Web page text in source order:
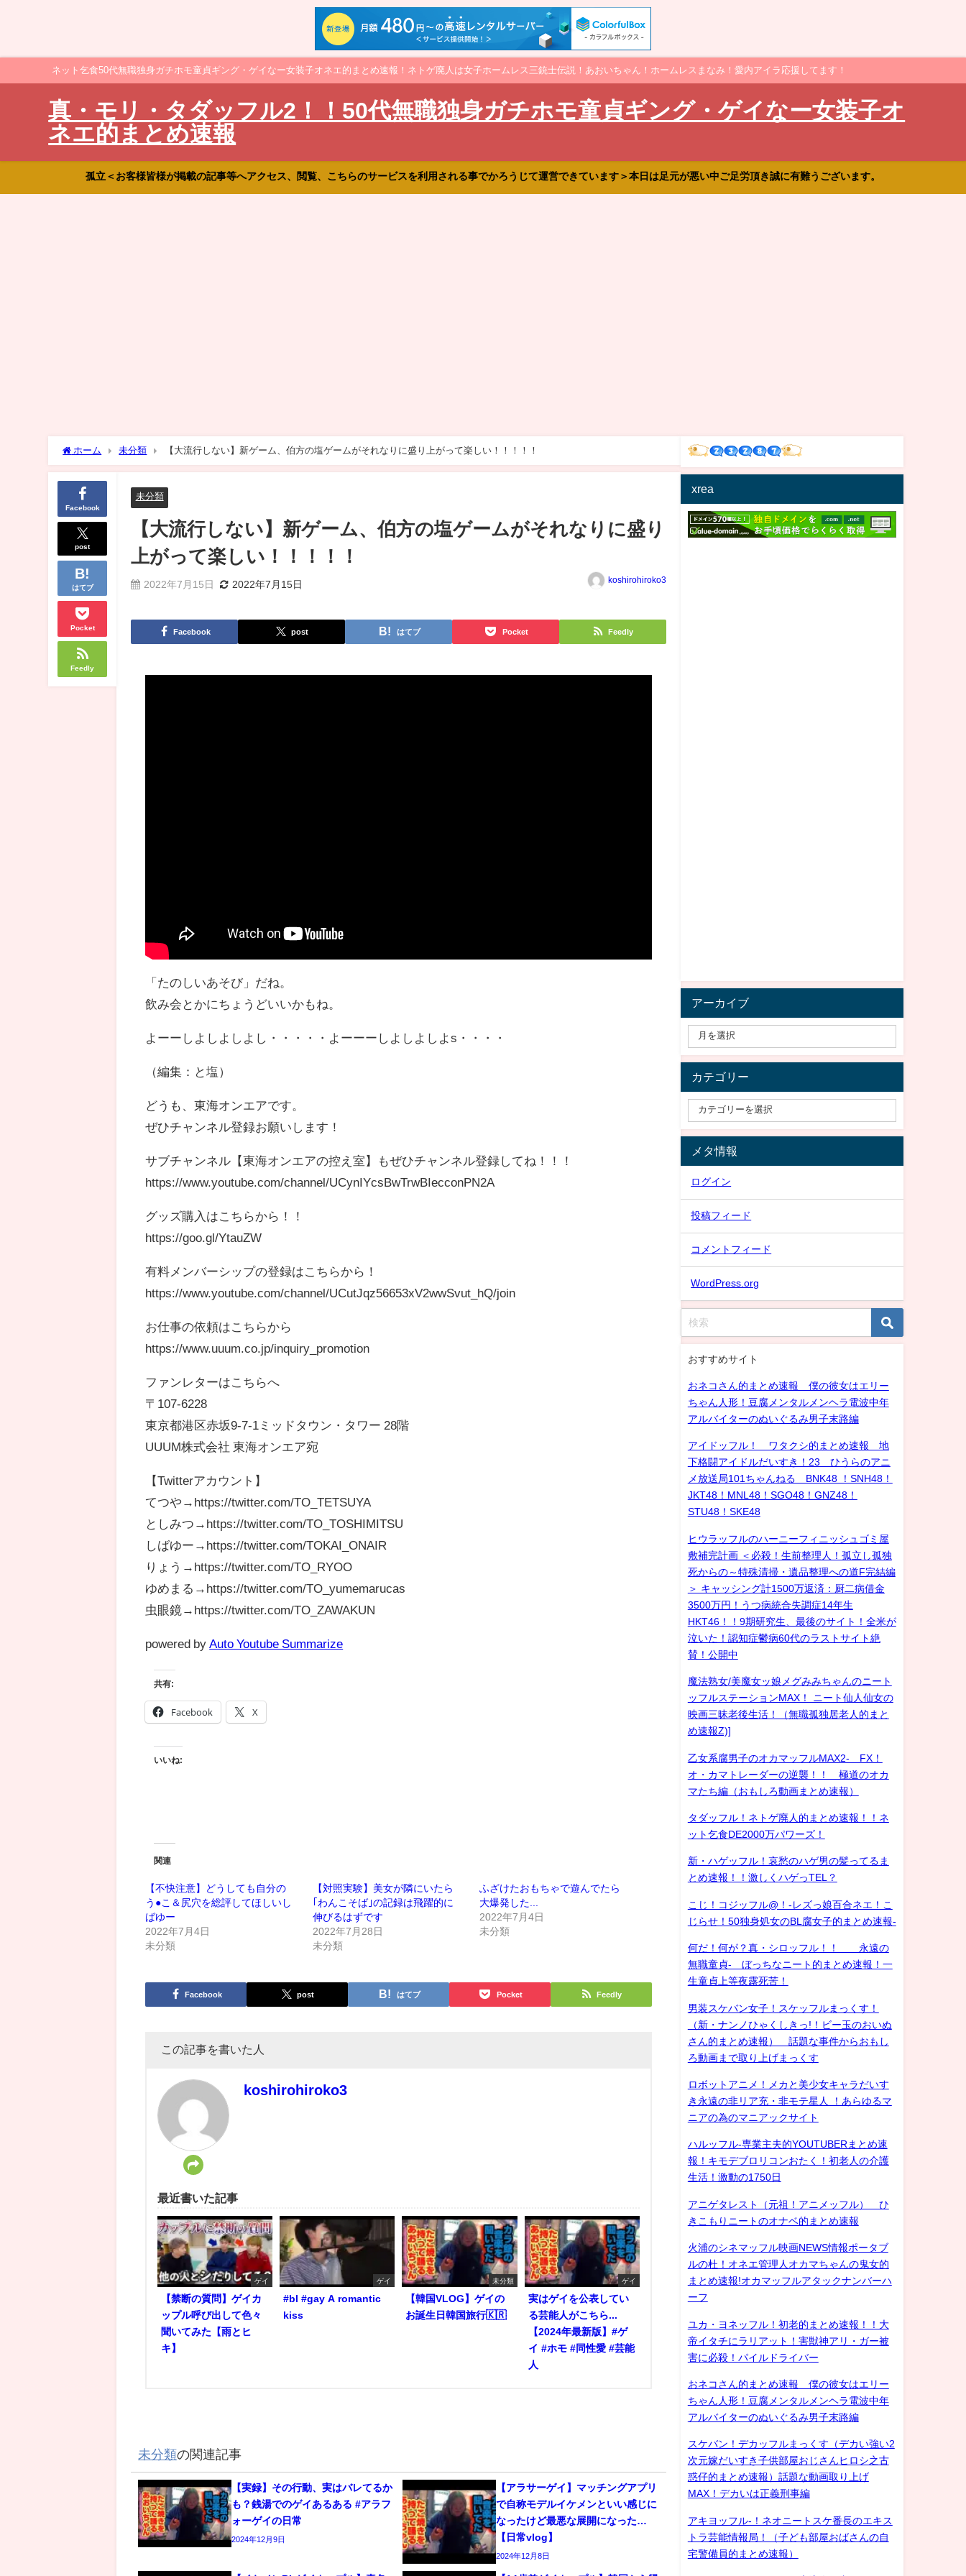
ネット乞食50代無職独身ガチホモ童貞ギング・ゲイなー女装子オネエ的まとめ速報！ネトゲ廃人は女子ホームレス三銃士伝説！あおいちゃん！ホームレスまなみ！愛内アイラ応援してます！
真・モリ・タダッフル2！！50代無職独身ガチホモ童貞ギング・ゲイなー女装子オ
ネエ的まとめ速報
孤立＜お客様皆様が掲載の記事等へアクセス、閲覧、こちらのサービスを利用される事でかろうじて運営できています＞本日は足元が悪い中ご足労頂き誠に有難うございます。
ホーム 未分類 【大流行しない】新ゲーム、伯方の塩ゲームがそれなりに盛り上がって楽しい！！！！！
Facebook
post
はてブ
Pocket
Feedly
未分類
【大流行しない】新ゲーム、伯方の塩ゲームがそれなりに盛り
上がって楽しい！！！！！
2022年7月15日 2022年7月15日 koshirohiroko3
Facebook post はてブ Pocket Feedly
「たのしいあそび」だね。
飲み会とかにちょうどいいかもね。
よーーしよしよしよし・・・・・よーーーしよしよしよs・・・・
（編集：と塩）
どうも、東海オンエアです。
ぜひチャンネル登録お願いします！
サブチャンネル【東海オンエアの控え室】もぜひチャンネル登録してね！！！
https://www.youtube.com/channel/UCynIYcsBwTrwBIecconPN2A
グッズ購入はこちらから！！
https://goo.gl/YtauZW
有料メンバーシップの登録はこちらから！
https://www.youtube.com/channel/UCutJqz56653xV2wwSvut_hQ/join
お仕事の依頼はこちらから
https://www.uuum.co.jp/inquiry_promotion
ファンレターはこちらへ
〒107-6228
東京都港区赤坂9-7-1ミッドタウン・タワー 28階
UUUM株式会社 東海オンエア宛
【Twitterアカウント】
てつや→https://twitter.com/TO_TETSUYA
としみつ→https://twitter.com/TO_TOSHIMITSU
しばゆー→https://twitter.com/TOKAI_ONAIR
りょう→https://twitter.com/TO_RYOO
ゆめまる→https://twitter.com/TO_yumemarucas
虫眼鏡→https://twitter.com/TO_ZAWAKUN
powered by Auto Youtube Summarize
共有:
Facebook X
いいね:
関連
【不快注意】どうしても自分の
う●こ＆尻穴を総評してほしいし
ばゆー
2022年7月4日
未分類
【対照実験】美女が隣にいたら
｢わんこそば｣の記録は飛躍的に
伸びるはずです
2022年7月28日
未分類
ふざけたおもちゃで遊んでたら
大爆発した...
2022年7月4日
未分類
Facebook post はてブ Pocket Feedly
この記事を書いた人
koshirohiroko3
最近書いた記事
ゲイ
【禁断の質問】ゲイカ
ップル呼び出して色々
聞いてみた【雨とヒ
キ】
ゲイ
#bl #gay A romantic
kiss
未分類
【韓国VLOG】ゲイの
お誕生日韓国旅行🇰🇷
ゲイ
実はゲイを公表してい
る芸能人がこちら...
【2024年最新版】#ゲ
イ #ホモ #同性愛 #芸能
人
未分類の関連記事
【実録】その行動、実はバレてるか
も？銭湯でのゲイあるある #アラフ
ォーゲイの日常
2024年12月9日
【アラサーゲイ】マッチングアプリ
で自称モデルイケメンといい感じに
なったけど最悪な展開になった…
【日常vlog】
2024年12月8日
xrea
アーカイブ
カテゴリー
メタ情報
ログイン
投稿フィード
コメントフィード
WordPress.org
おすすめサイト
おネコさん的まとめ速報 僕の彼女はエリー
ちゃん人形！豆腐メンタルメンヘラ電波中年
アルバイターのぬいぐるみ男子末路編
アイドッフル！ ワタクシ的まとめ速報 地
下格闘アイドルだいすき！23 ひうらのアニ
メ放送局101ちゃんねる BNK48 ！SNH48！
JKT48！MNL48！SGO48！GNZ48！
STU48！SKE48
ヒウラッフルのハーニーフィニッシュゴミ屋
敷補完計画 ＜必殺！生前整理人！孤立し孤独
死からの～特殊清掃・遺品整理への道F完結編
＞ キャッシング計1500万返済：厨二病借金
3500万円！うつ病統合失調症14年生
HKT46！！9期研究生、最後のサイト！全米が
泣いた！認知症鬱病60代のラストサイト絶
賛！公開中
魔法熟女/美魔女ッ娘メグみみちゃんのニート
ッフルステーションMAX！ ニート仙人仙女の
映画三昧老後生活！（無職孤独居老人的まと
め速報Z)]
乙女系腐男子のオカマッフルMAX2- FX！
オ・カマトレーダーの逆襲！！ 極道のオカ
マたち編（おもしろ動画まとめ速報）
タダッフル！ネトゲ廃人的まとめ速報！！ネ
ット乞食DE2000万パワーズ！
新・ハゲッフル！哀愁のハゲ男の髪ってるま
とめ速報！！激しくハゲっTEL？
こじ！コジッフル@！-レズっ娘百合ネエ！こ
じらせ！50独身処女のBL腐女子的まとめ速報-
何だ！何が？真・シロッフル！！ 永遠の
無職童貞- ぼっちなニート的まとめ速報！一
生童貞上等夜露死苦！
男装スケバン女子！スケッフルまっくす！
（新・ナンノひゃくしきっ!！ビー玉のおいぬ
さん的まとめ速報） 話題な事件からおもし
ろ動画まで取り上げまっくす
ロボットアニメ！メカと美少女キャラだいす
き永遠の非リア充・非モテ星人 ！あらゆるマ
ニアの為のマニアックサイト
ハルッフル-専業主夫的YOUTUBERまとめ速
報！キモデブロリコンおたく！初老人の介護
生活！激動の1750日
アニゲタレスト（元祖！アニメッフル） ひ
きこもりニートのオナベ的まとめ速報
火浦のシネマッフル映画NEWS情報ポータブ
ルの杜！オネエ管理人オカマちゃんの鬼女的
まとめ速報!オカマッフルアタックナンバーハ
ーフ
ユカ・ヨネッフル！初老的まとめ速報！！大
帝イタチにラリアット！害獣神アリ・ガー被
害に必殺！パイルドライバー
おネコさん的まとめ速報 僕の彼女はエリー
ちゃん人形！豆腐メンタルメンヘラ電波中年
アルバイターのぬいぐるみ男子末路編
スケバン！デカッフルまっくす（デカい強い2
次元嫁だいすき子供部屋おじさんヒロシ之古
惑仔的まとめ速報）話題な動画取り上げ
MAX！デカいは正義刑事編
アキヨッフル-！ネオニートスケ番長のエキス
トラ芸能情報局！（子ども部屋おばさんの自
宅警備員的まとめ速報）